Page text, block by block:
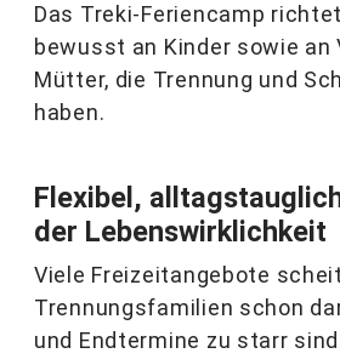
Das Treki-Feriencamp
bewusst an Kinder sowie an
Mütter, die Trennung und
haben.
Flexibel,
der Lebenswirklichkeit
Viele Freizeitangebote
Trennungsfamilien schon
und Endtermine zu starr